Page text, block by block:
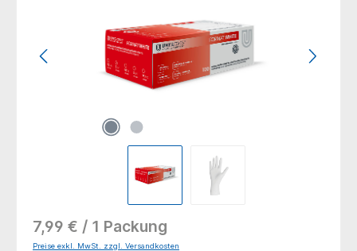
7,99 € / 1 Packung
Preise exkl. MwSt. zzgl. Versandkosten